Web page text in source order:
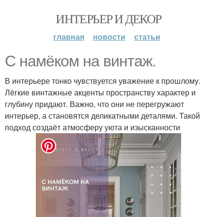
ИНТЕРЬЕР И ДЕКОР
главная новости статьи
С намёком на винтаж.
В интерьере тонко чувствуется уважение к прошлому.
Лёгкие винтажные акценты пространству характер и
глубину придают. Важно, что они не перегружают
интерьер, а становятся деликатными деталями. Такой
подход создаёт атмосферу уюта и изысканности